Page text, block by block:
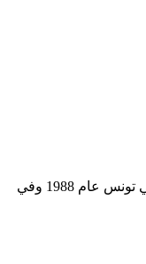
كما عمل مديرا للشؤون الثقافية في جامعة الدول العربية (1980 – 1981) ثم عُيّن سفيرا لجامعة الدول العربية في روسيا (1990 – 2001) ومديرا لدى الأمانة العامة لجامعة الدول العربية في تونس عام 1988 وفي